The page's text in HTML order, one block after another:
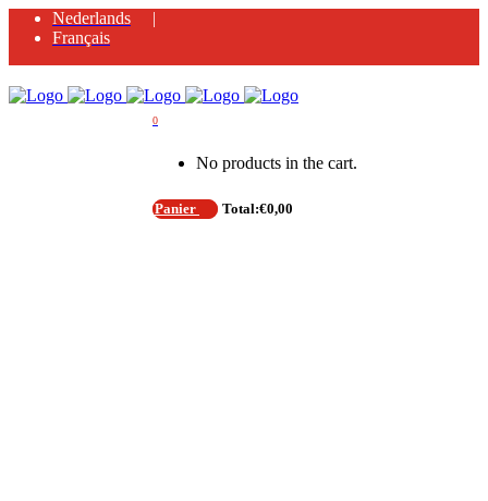
Nederlands
Français
0
No products in the cart.
Panier Total:€0,00